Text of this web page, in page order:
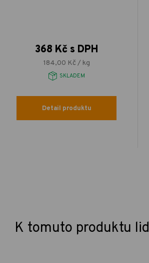
368 Kč s DPH
184,00 Kč / kg
SKLADEM
Detail produktu
K tomuto produktu